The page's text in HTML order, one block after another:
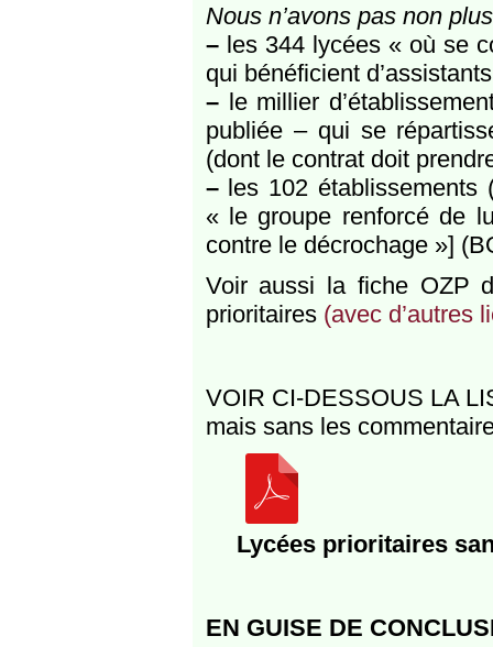
Nous n’avons pas non
–les 344 lycées « où se
qui bénéficient
–le millier
publiée – qui se
(dont le contrat doit
–les 102 établissements
« le groupe renforcé de
contre le décrochage »]
Voir aussi la fiche OZP
prioritaires (avec d’autres
VOIR CI-DESSOUS LA
mais sans les
Lycées prioritaires
EN GUISE DE